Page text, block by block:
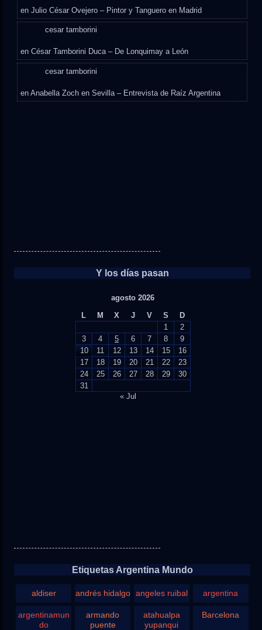
enJulio César Ovejero – Pintor y Tanguero en Madrid
cesar tamborini
enCésar Tamborini Duca – De Lonquimay a León
cesar tamborini
enAnabella Zoch en Sevilla – Entrevista de Raíz Argentina
Y los días pasan
agosto 2026
L
M X J V S
D
1
2
3
4 5 6 7 8
9
10
11 12 13 14 15
16
17
18 19 20 21 22
23
24
25 26 27 28 29
30
31
« Jul
Etiquetas Argentina Mundo
aldiser andrés hidalgo angeles ruibal argentina
argentinamun
do
armando
puente
atahualpa
yupanqui
Barcelona